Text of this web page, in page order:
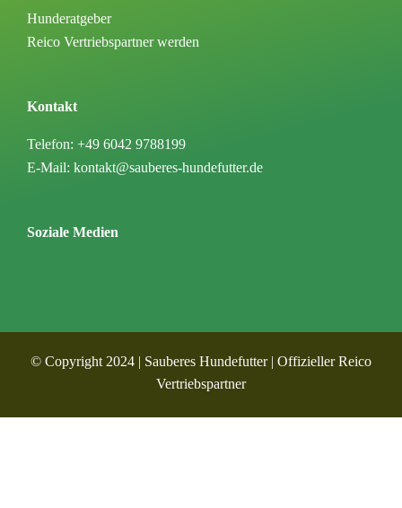
Hunderatgeber
Reico Vertriebspartner werden
Kontakt
Telefon: +49 6042 9788199
E-Mail: kontakt@sauberes-hundefutter.de
Soziale Medien
© Copyright 2024 | Sauberes Hundefutter | Offizieller Reico
Vertriebspartner